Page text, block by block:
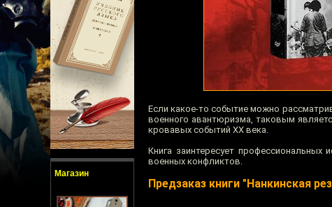
Магазин
Если какое-то событие можно
военного авантюризма, таковым
кровавых событий XX века.
Книга заинтересует
военных конфликтов.
Предзаказ книги "Нанкинская